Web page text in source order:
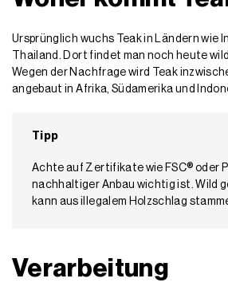
Ursprünglich wuchs Teak in Ländern wie
Thailand. Dort findet man noch heute
Wegen der Nachfrage wird Teak
angebaut in Afrika, Südamerika und
Tipp
Achte auf Zertifikate wie FSC® oder
nachhaltiger Anbau wichtig ist. Wild
kann aus illegalem Holzschlag
Verarbeitung